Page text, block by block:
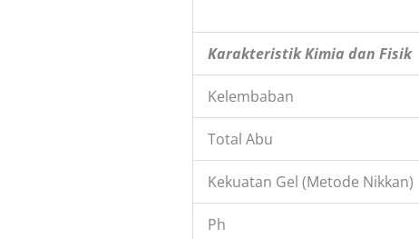
Karakteristik Kimia dan Fisik
Kelembaban
Total Abu
Kekuatan Gel (Metode Nikkan)
Ph